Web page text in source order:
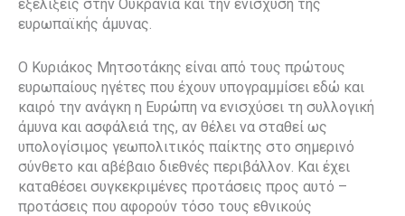
εξελίξεις στην Ουκρανία και την ενίσχυση της
ευρωπαϊκής άμυνας.
Ο Κυριάκος Μητσοτάκης είναι από τους πρώτους
ευρωπαίους ηγέτες που έχουν υπογραμμίσει εδώ και
καιρό την ανάγκη η Ευρώπη να ενισχύσει τη συλλογική
άμυνα και ασφάλειά της, αν θέλει να σταθεί ως
υπολογίσιμος γεωπολιτικός παίκτης στο σημερινό
σύνθετο και αβέβαιο διεθνές περιβάλλον. Και έχει
καταθέσει συγκεκριμένες προτάσεις προς αυτό –
προτάσεις που αφορούν τόσο τους εθνικούς